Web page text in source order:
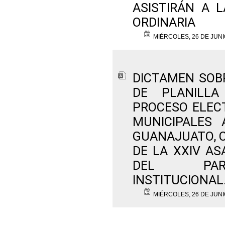
ASISTIRÁN A
ORDINARIA
MIÉRCOLES, 26 DE
DICTAMEN
DE
PROCESO
GUANAJUATO,
DE LA XXIV
DEL
MIÉRCOLES, 26 DE